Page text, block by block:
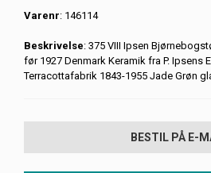
Varenr: 146114
Beskrivelse: 375 VIII Ipsen
før 1927 Denmark Keramik fra P. Ipsens
Terracottafabrik 1843-1955 Jade Grøn
BESTIL PÅ E-